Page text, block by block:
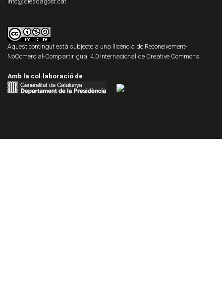
Aquest contingut està subjecte a una llicència de Reconeixement-
NoComercial-CompartirIgual 4.0 Internacional de Creative Commons
Amb la col·laboració de